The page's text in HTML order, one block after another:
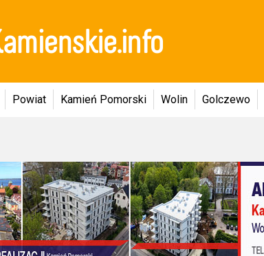
Powiat Kamień Pomorski Wolin Golczewo